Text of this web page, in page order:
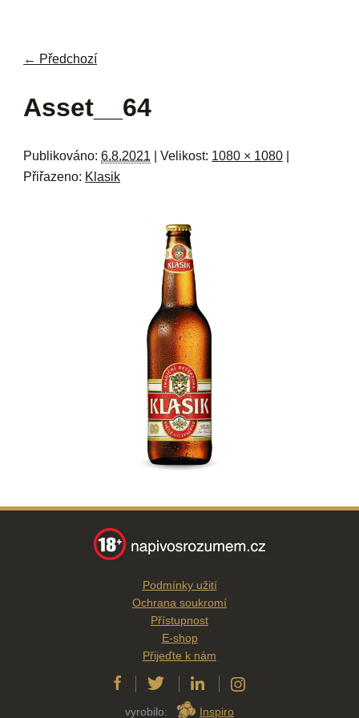
← Předchozí
Asset__64
Publikováno:6.8.2021 | Velikost: 1080 × 1080
Přiřazeno: Klasik
Podmínky užití
Ochrana soukromí
Přístupnost
E-shop
Přijeďte k nám
vyrobilo: Inspiro